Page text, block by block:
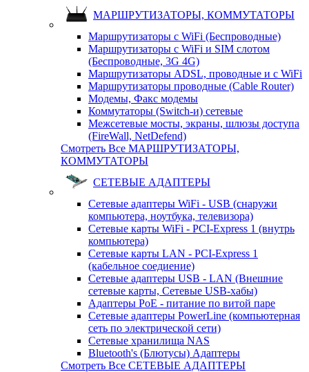
МАРШРУТИЗАТОРЫ, КОММУТАТОРЫ
Маршрутизаторы с WiFi (Беспроводные)
Маршрутизаторы с WiFi и SIM слотом
(Беспроводные, 3G 4G)
Маршрутизаторы ADSL, проводные и с WiFi
Маршрутизаторы проводные (Cable Router)
Модемы, Факс модемы
Коммутаторы (Switch-и) сетевые
Межсетевые мосты, экраны, шлюзы доступа
(FireWall, NetDefend)
Смотреть Все МАРШРУТИЗАТОРЫ,
КОММУТАТОРЫ
СЕТЕВЫЕ АДАПТЕРЫ
Сетевые адаптеры WiFi - USB (снаружи
компьютера, ноутбука, телевизора)
Сетевые карты WiFi - PCI-Express 1 (внутрь
компьютера)
Сетевые карты LAN - PCI-Express 1
(кабельное соедиение)
Сетевые адаптеры USB - LAN (Внешние
сетевые карты, Сетевые USB-хабы)
Адаптеры PoE - питание по витой паре
Сетевые адаптеры PowerLine (компьютерная
сеть по электрической сети)
Сетевые хранилища NAS
Bluetooth's (Блютусы) Адаптеры
Смотреть Все СЕТЕВЫЕ АДАПТЕРЫ